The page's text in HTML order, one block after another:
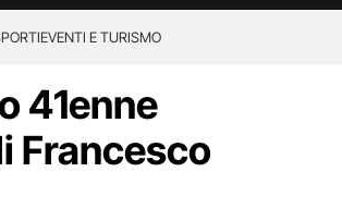
EVENTI E TURISMO
41enne
Francesco